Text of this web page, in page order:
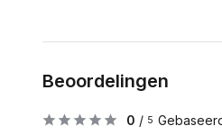
Beoordelingen
0 / 5